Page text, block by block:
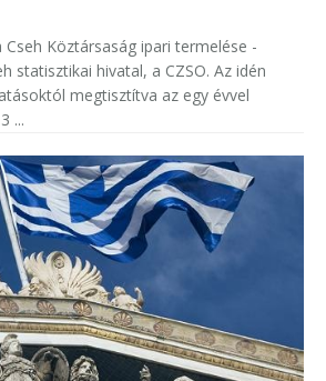
Cseh Köztársaság ipari termelése -
hivatal, a CZSO. Az idén
megtisztítva az egy évvel
...